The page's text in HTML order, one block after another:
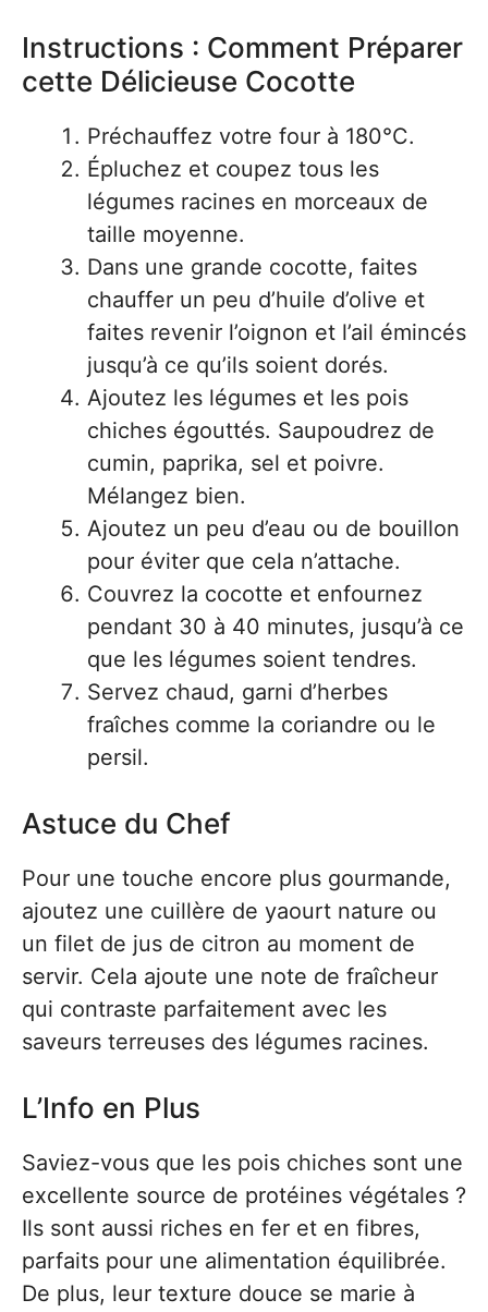
Instructions : Comment Préparer
cette Délicieuse Cocotte
Préchauffez votre four à 180°C.
Épluchez et coupez tous les
légumes racines en morceaux de
taille moyenne.
Dans une grande cocotte, faites
chauffer un peu d’huile d’olive et
faites revenir l’oignon et l’ail émincés
jusqu’à ce qu’ils soient dorés.
Ajoutez les légumes et les pois
chiches égouttés. Saupoudrez de
cumin, paprika, sel et poivre.
Mélangez bien.
Ajoutez un peu d’eau ou de bouillon
pour éviter que cela n’attache.
Couvrez la cocotte et enfournez
pendant 30 à 40 minutes, jusqu’à ce
que les légumes soient tendres.
Servez chaud, garni d’herbes
fraîches comme la coriandre ou le
persil.
Astuce du Chef
Pour une touche encore plus gourmande,
ajoutez une cuillère de yaourt nature ou
un filet de jus de citron au moment de
servir. Cela ajoute une note de fraîcheur
qui contraste parfaitement avec les
saveurs terreuses des légumes racines.
L’Info en Plus
Saviez-vous que les pois chiches sont une
excellente source de protéines végétales ?
Ils sont aussi riches en fer et en fibres,
parfaits pour une alimentation équilibrée.
De plus, leur texture douce se marie à